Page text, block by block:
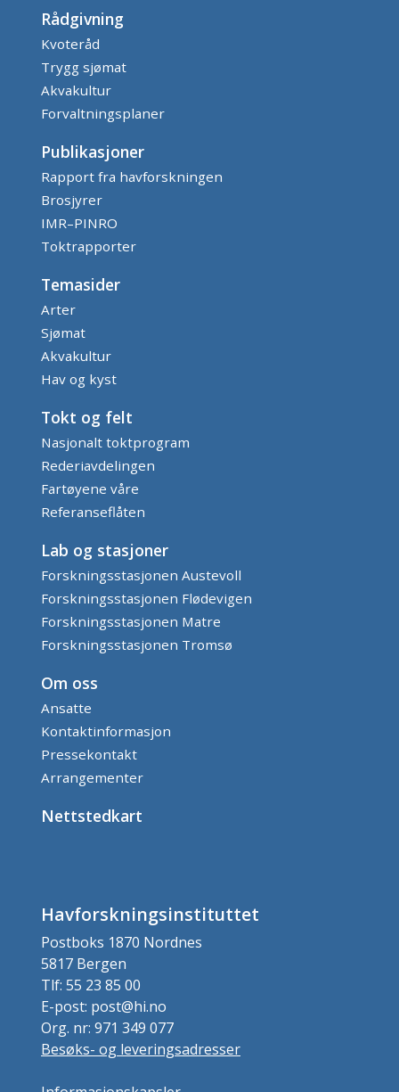
Rådgivning
Kvoteråd
Trygg sjømat
Akvakultur
Forvaltningsplaner
Publikasjoner
Rapport fra havforskningen
Brosjyrer
IMR–PINRO
Toktrapporter
Temasider
Arter
Sjømat
Akvakultur
Hav og kyst
Tokt og felt
Nasjonalt toktprogram
Rederiavdelingen
Fartøyene våre
Referanseflåten
Lab og stasjoner
Forskningsstasjonen Austevoll
Forskningsstasjonen Flødevigen
Forskningsstasjonen Matre
Forskningsstasjonen Tromsø
Om oss
Ansatte
Kontaktinformasjon
Pressekontakt
Arrangementer
Nettstedkart
Havforskningsinstituttet
Postboks 1870 Nordnes
5817 Bergen
Tlf: 55 23 85 00
E-post: post@hi.no
Org. nr: 971 349 077
Besøks- og leveringsadresser